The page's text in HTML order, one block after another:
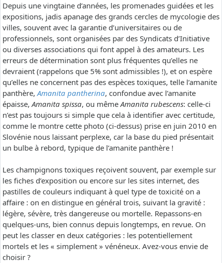
Depuis une vingtaine d’années, les promenades guidées et les
expositions, jadis apanage des grands cercles de mycologie des
villes, souvent avec la garantie d’universitaires ou de
professionnels, sont organisées par des Syndicats d’Initiative
ou diverses associations qui font appel à des amateurs. Les
erreurs de détermination sont plus fréquentes qu’elles ne
devraient (rappelons que 5% sont admissibles !), et on espère
qu’elles ne concernent pas des espèces toxiques, telle l’amanite
panthère,Amanita pantherina, confondue avec l’amanite
épaisse,Amanita spissa, ou mêmeAmanita rubescens: celle-ci
n’est pas toujours si simple que cela à identifier avec certitude,
comme le montre cette photo (ci-dessus) prise en juin 2010 en
Slovénie nous laissant perplexe, car la base du pied présentait
un bulbe à rebord, typique de l’amanite panthère !
Les champignons toxiques reçoivent souvent, par exemple sur
les fiches d’exposition ou encore sur les sites internet, des
pastilles de couleurs indiquant à quel type de toxicité on a
affaire : on en distingue en général trois, suivant la gravité :
légère, sévère, très dangereuse ou mortelle. Repassons-en
quelques-uns, bien connus depuis longtemps, en revue. On
peut les classer en deux catégories : les potentiellement
mortels et les « simplement » vénéneux. Avez-vous envie de
choisir ?